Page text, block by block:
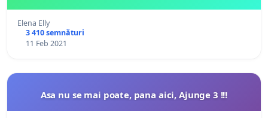
Elena Elly
3 410 semnături
11 Feb 2021
Asa nu se mai poate, pana aici, Ajunge 3 !!!